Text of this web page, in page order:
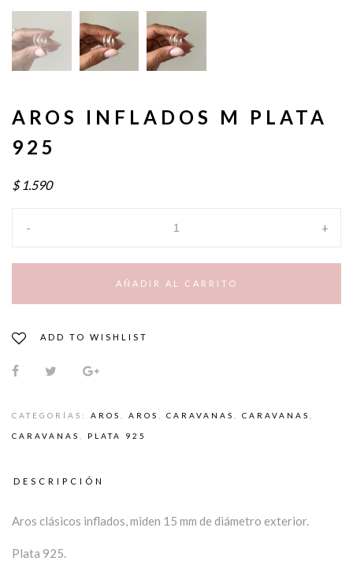
AROS INFLADOS M PLATA
925
$ 1.590
- +
AÑADIR AL CARRITO
ADD TO WISHLIST
CATEGORÍAS: AROS AROS CARAVANAS CARAVANAS
CARAVANAS PLATA 925
DESCRIPCIÓN
Aros clásicos inflados, miden 15 mm de diámetro exterior.
Plata 925.